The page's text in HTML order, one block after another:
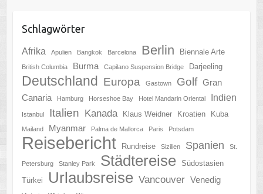
Schlagwörter
Afrika Apulien Bangkok Barcelona Berlin Biennale Arte
British Columbia Burma Capilano Suspension Bridge Darjeeling
Deutschland Europa Gastown Golf Gran
Canaria
Hamburg Horseshoe Bay Hotel Mandarin Oriental Indien
Istanbul Italien Kanada Klaus Weidner Kroatien Kuba
Mailand Myanmar Palma de Mallorca Paris Potsdam
Reisebericht Rundreise Sizilien Spanien St.
Petersburg Stanley Park Städtereise
Südostasien
Türkei
Urlaubsreise Vancouver Venedig